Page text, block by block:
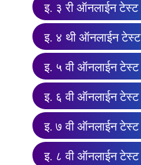
इ. ३ री ऑनलाईन टेस्ट
इ. ४ थी ऑनलाईन टेस्ट
इ. ५ वी ऑनलाईन टेस्ट
इ. ६ वी ऑनलाईन टेस्ट
इ. ७ वी ऑनलाईन टेस्ट
इ. ८ वी ऑनलाईन टेस्ट